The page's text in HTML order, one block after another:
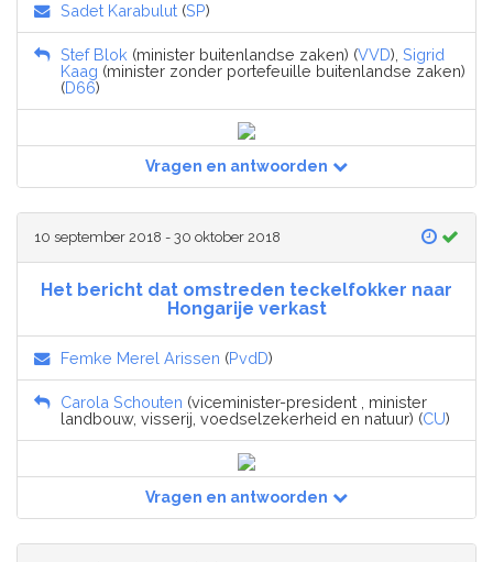
Sadet Karabulut (SP)
Stef Blok (minister buitenlandse zaken) (VVD), Sigrid
Kaag (minister zonder portefeuille buitenlandse zaken)
(D66)
Vragen en antwoorden
10 september 2018 - 30 oktober 2018
Het bericht dat omstreden teckelfokker naar
Hongarije verkast
Femke Merel Arissen (PvdD)
Carola Schouten (viceminister-president , minister
landbouw, visserij, voedselzekerheid en natuur) (CU)
Vragen en antwoorden